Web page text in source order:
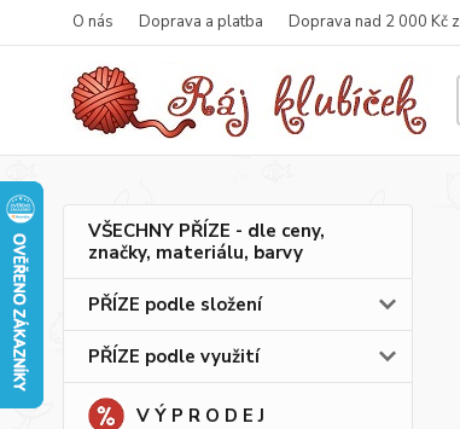
O nás Doprava a platba Doprava nad 2 000 Kč
VŠECHNY PŘÍZE - dle ceny,
značky, materiálu, barvy
PŘÍZE podle složení
PŘÍZE podle využití
V Ý P R O D E J